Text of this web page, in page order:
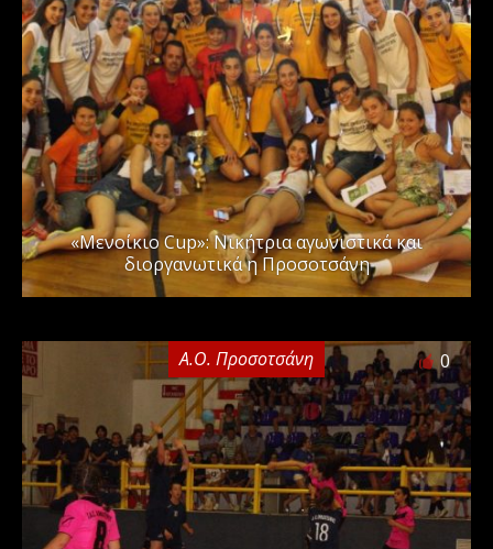
«Μενοίκιο Cup»: Νικήτρια αγωνιστικά και
διοργανωτικά η Προσοτσάνη
Α.Ο. Προσοτσάνη 0